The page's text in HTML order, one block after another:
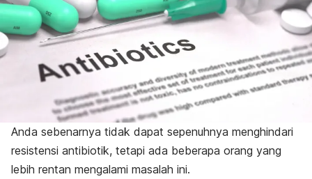
Anda sebenarnya tidak dapat sepenuhnya menghindari
resistensi antibiotik, tetapi ada beberapa orang yang
lebih rentan mengalami masalah ini.